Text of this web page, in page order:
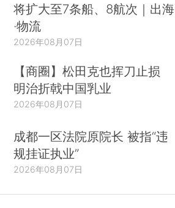
将扩大至7条船、8航次｜出海
·物流
2026年08月07日
【商圈】松田克也挥刀止损
明治折戟中国乳业
2026年08月07日
成都一区法院原院长 被指“违
规挂证执业”
2026年08月07日